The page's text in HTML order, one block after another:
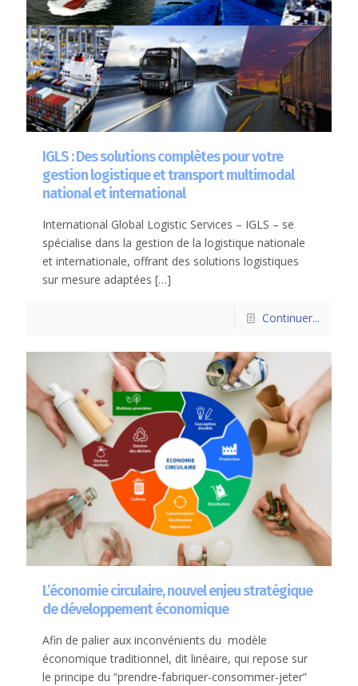
IGLS : Des solutions complètes pour votre
gestion logistique et transport multimodal
national et international
International Global Logistic Services – IGLS – se
spécialise dans la gestion de la logistique nationale
et internationale, offrant des solutions logistiques
sur mesure adaptées […]
Continuer...
L’économie circulaire, nouvel enjeu stratégique
de développement économique
Afin de palier aux inconvénients du modèle
économique traditionnel, dit linéaire, qui repose sur
le principe du “prendre-fabriquer-consommer-jeter”